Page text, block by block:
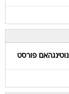
נוטינגהאם פורסט